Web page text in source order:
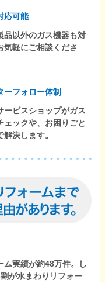
応可能
品以外のガス機器も対
気軽にご相談くださ
ーフォロー体制
ービスショップがガス
ェックや、お困りごと
決します。
ム実績が約48万件。し
が水まわりリフォー